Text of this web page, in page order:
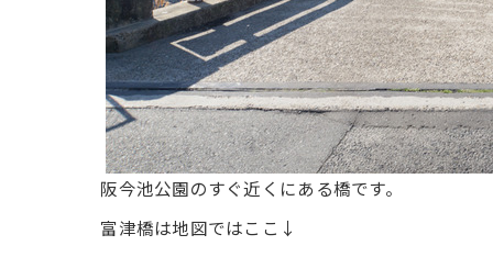
阪今池公園のすぐ近くにある橋です。
富津橋は地図ではここ↓